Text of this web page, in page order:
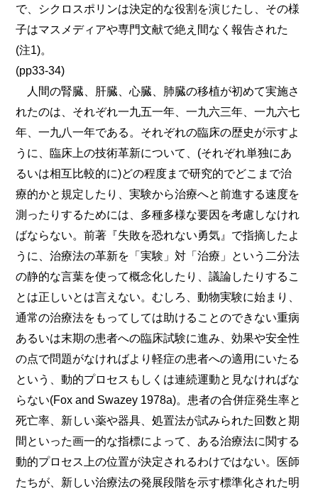
で、シクロスポリンは決定的な役割を演じたし、その様
子はマスメディアや専門文献で絶え間なく報告された
(注1)。
(pp33-34)
人間の腎臓、肝臓、心臓、肺臓の移植が初めて実施さ
れたのは、それぞれ一九五一年、一九六三年、一九六七
年、一九八一年である。それぞれの臨床の歴史が示すよ
うに、臨床上の技術革新について、(それぞれ単独にあ
るいは相互比較的に)どの程度まで研究的でどこまで治
療的かと規定したり、実験から治療へと前進する速度を
測ったりするためには、多種多様な要因を考慮しなけれ
ばならない。前著『失敗を恐れない勇気』で指摘したよ
うに、治療法の革新を「実験」対「治療」という二分法
の静的な言葉を使って概念化したり、議論したりするこ
とは正しいとは言えない。むしろ、動物実験に始まり、
通常の治療法をもってしては助けることのできない重病
あるいは末期の患者への臨床試験に進み、効果や安全性
の点で問題がなければより軽症の患者への適用にいたる
という、動的プロセスもしくは連続運動と見なければな
らない(Fox and Swazey 1978a)。患者の合併症発生率と
死亡率、新しい薬や器具、処置法が試みられた回数と期
間といった画一的な指標によって、ある治療法に関する
動的プロセス上の位置が決定されるわけではない。医師
たちが、新しい治療法の発展段階を示す標準化された明